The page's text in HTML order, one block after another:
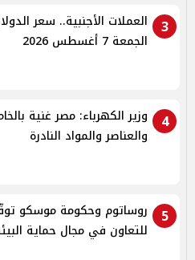
3
العملات الأجنبية.. سعر
الجمعة 7 أغسطس 2026
4
وزير الكهرباء: مصر غنية
والعناصر والمواد النادرة
5
روساتوم وحكومة موسكو
للتعاون في مجال حماية